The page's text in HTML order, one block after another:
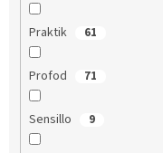
Praktik 61
Profod 71
Sensillo 9